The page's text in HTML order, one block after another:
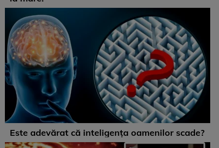
Este adevărat că inteligența oamenilor scade?